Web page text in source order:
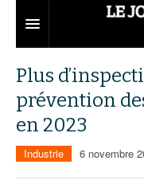
Territoires
Aménagement
Collectivités
Entreprises
Développement
Départements
Plus
prévention
en 2023
Industrie 6 novembre